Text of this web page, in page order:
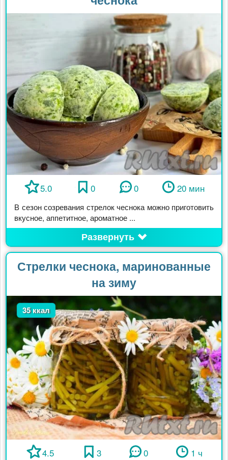
5.0 0 0 20 мин
В сезон созревания стрелок чеснока можно приготовить
вкусное, аппетитное, ароматное ...
Развернуть
Стрелки чеснока, маринованные
на зиму
35 ккал
4.5 3 0 1 ч